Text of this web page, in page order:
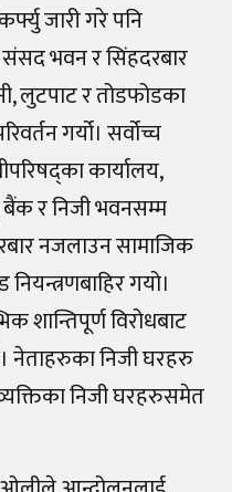
जारी गरे पनि
संसद भवन र सिंहदरबार
लुटपाट र तोडफोडका
गर्यो। सर्वोच्च
कार्यालय,
बैंक र निजी भवनसम्म
नजलाउन सामाजिक
गयो।
शान्तिपूर्ण विरोधबाट
नेताहरुका निजी घरहरु
व्यक्तिका निजी घरहरुसमेत